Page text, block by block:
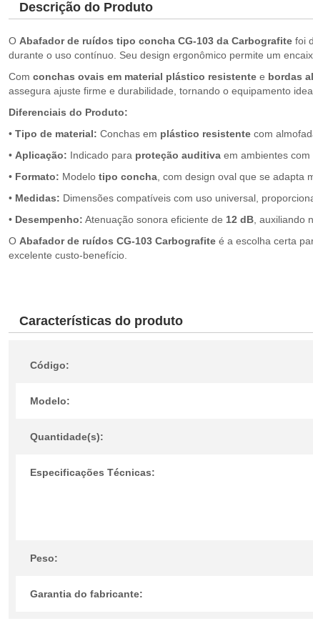
Descrição do Produto
O Abafador de ruídos tipo concha CG-103 da Carbografite foi
durante o uso contínuo. Seu design ergonômico permite um
Com conchas ovais em material plástico resistente e bordas
assegura ajuste firme e durabilidade, tornando o equipamento
Diferenciais do Produto:
• Tipo de material: Conchas em plástico resistente com
• Aplicação: Indicado para proteção auditiva em ambientes
• Formato: Modelo tipo concha, com design oval que se adapta
• Medidas: Dimensões compatíveis com uso universal,
• Desempenho: Atenuação sonora eficiente de 12 dB, auxiliando
O Abafador de ruídos CG-103 Carbografite é a escolha certa
excelente custo-benefício.
Características do produto
Código:
Modelo:
Quantidade(s):
Especificações Técnicas:
Peso:
Garantia do fabricante: